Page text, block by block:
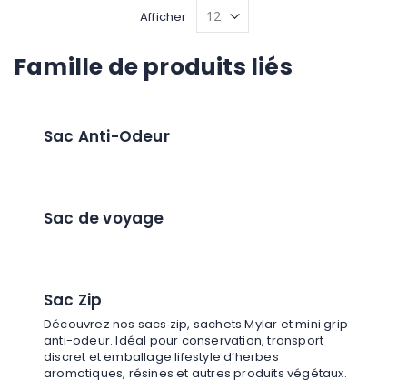
Afficher
Famille de produits liés
Sac Anti-Odeur
Sac de voyage
Sac Zip
Découvrez nos sacs zip, sachets Mylar et mini grip
anti-odeur. Idéal pour conservation, transport
discret et emballage lifestyle d’herbes
aromatiques, résines et autres produits végétaux.